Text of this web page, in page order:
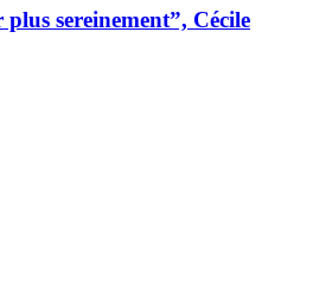
sereinement”, Cécile